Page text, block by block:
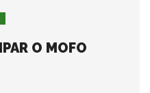
O MOFO